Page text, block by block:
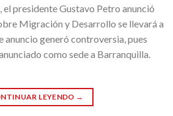
el presidente Gustavo Petro anunció
Migración y Desarrollo se llevará a
anuncio generó controversia, pues
como sede a Barranquilla.
LEYENDO →